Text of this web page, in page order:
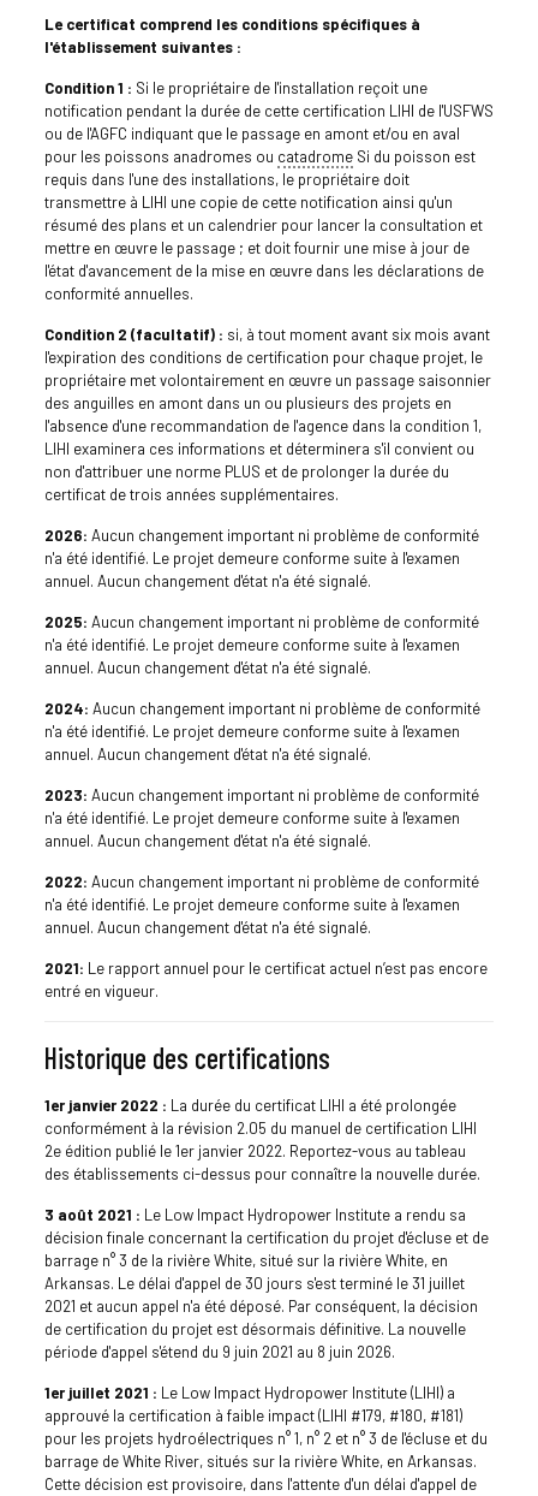
Le certificat comprend les conditions spécifiques à
l'établissement suivantes :
Condition 1 : Si le propriétaire de l'installation reçoit une
notification pendant la durée de cette certification LIHI de l'USFWS
ou de l'AGFC indiquant que le passage en amont et/ou en aval
pour les poissons anadromes ou catadromeSi du poisson est
requis dans l'une des installations, le propriétaire doit
transmettre à LIHI une copie de cette notification ainsi qu'un
résumé des plans et un calendrier pour lancer la consultation et
mettre en œuvre le passage ; et doit fournir une mise à jour de
l'état d'avancement de la mise en œuvre dans les déclarations de
conformité annuelles.
Condition 2 (facultatif) : si, à tout moment avant six mois avant
l'expiration des conditions de certification pour chaque projet, le
propriétaire met volontairement en œuvre un passage saisonnier
des anguilles en amont dans un ou plusieurs des projets en
l'absence d'une recommandation de l'agence dans la condition 1,
LIHI examinera ces informations et déterminera s'il convient ou
non d'attribuer une norme PLUS et de prolonger la durée du
certificat de trois années supplémentaires.
2026: Aucun changement important ni problème de conformité
n'a été identifié. Le projet demeure conforme suite à l'examen
annuel. Aucun changement d'état n'a été signalé.
2025: Aucun changement important ni problème de conformité
n'a été identifié. Le projet demeure conforme suite à l'examen
annuel. Aucun changement d'état n'a été signalé.
2024: Aucun changement important ni problème de conformité
n'a été identifié. Le projet demeure conforme suite à l'examen
annuel. Aucun changement d'état n'a été signalé.
2023: Aucun changement important ni problème de conformité
n'a été identifié. Le projet demeure conforme suite à l'examen
annuel. Aucun changement d'état n'a été signalé.
2022: Aucun changement important ni problème de conformité
n'a été identifié. Le projet demeure conforme suite à l'examen
annuel. Aucun changement d'état n'a été signalé.
2021: Le rapport annuel pour le certificat actuel n’est pas encore
entré en vigueur.
Historique des certifications
1er janvier 2022 : La durée du certificat LIHI a été prolongée
conformément à la révision 2.05 du manuel de certification LIHI
2e édition publié le 1er janvier 2022. Reportez-vous au tableau
des établissements ci-dessus pour connaître la nouvelle durée.
3 août 2021 : Le Low Impact Hydropower Institute a rendu sa
décision finale concernant la certification du projet d'écluse et de
barrage n° 3 de la rivière White, situé sur la rivière White, en
Arkansas. Le délai d'appel de 30 jours s'est terminé le 31 juillet
2021 et aucun appel n'a été déposé. Par conséquent, la décision
de certification du projet est désormais définitive. La nouvelle
période d'appel s'étend du 9 juin 2021 au 8 juin 2026.
1er juillet 2021 : Le Low Impact Hydropower Institute (LIHI) a
approuvé la certification à faible impact (LIHI #179, #180, #181)
pour les projets hydroélectriques n° 1, n° 2 et n° 3 de l'écluse et du
barrage de White River, situés sur la rivière White, en Arkansas.
Cette décision est provisoire, dans l'attente d'un délai d'appel de